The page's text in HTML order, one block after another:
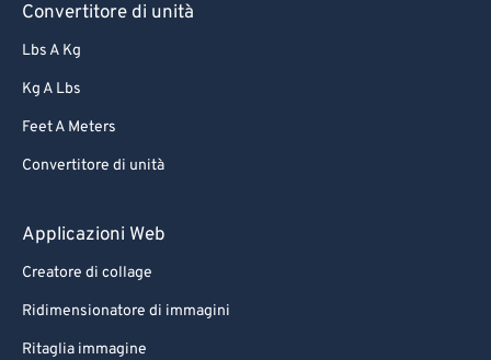
Convertitore di unità
Lbs A Kg
Kg A Lbs
Feet A Meters
Convertitore di unità
Applicazioni Web
Creatore di collage
Ridimensionatore di immagini
Ritaglia immagine